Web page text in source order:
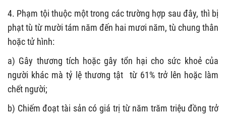
4. Phạm tội thuộc một trong các trường hợp sau đây, thì bị
phạt tù từ mười tám năm đến hai mươi năm, tù chung thân
hoặc tử hình:
a) Gây thương tích hoặc gây tổn hại cho sức khoẻ của
người khác mà tỷ lệ thương tật từ 61% trở lên hoặc làm
chết người;
b) Chiếm đoạt tài sản có giá trị từ năm trăm triệu đồng trở